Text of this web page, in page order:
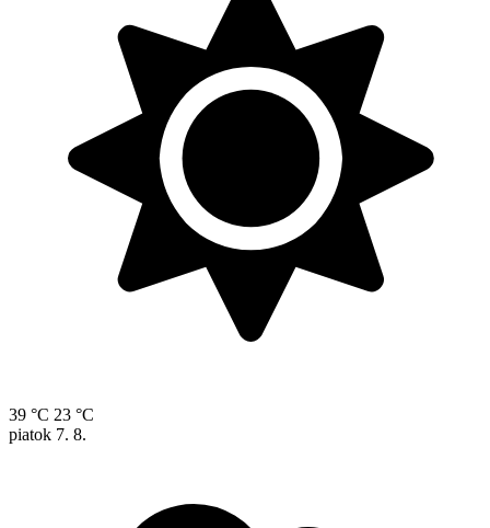
39 °C 23 °C
piatok 7. 8.